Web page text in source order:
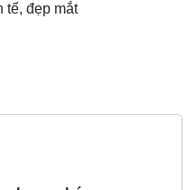
tế, đẹp mắt